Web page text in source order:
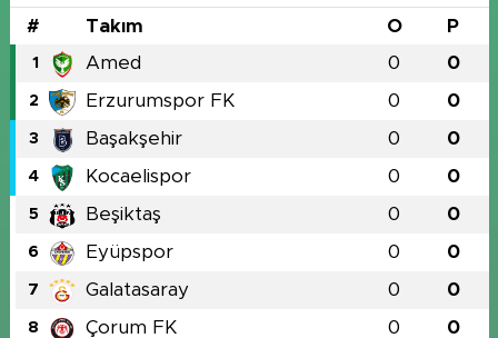
# Takım O P
1 Amed 0 0
2 Erzurumspor FK 0 0
3 Başakşehir 0 0
4 Kocaelispor 0 0
5 Beşiktaş 0 0
6 Eyüpspor 0 0
7 Galatasaray 0 0
8 Çorum FK 0 0